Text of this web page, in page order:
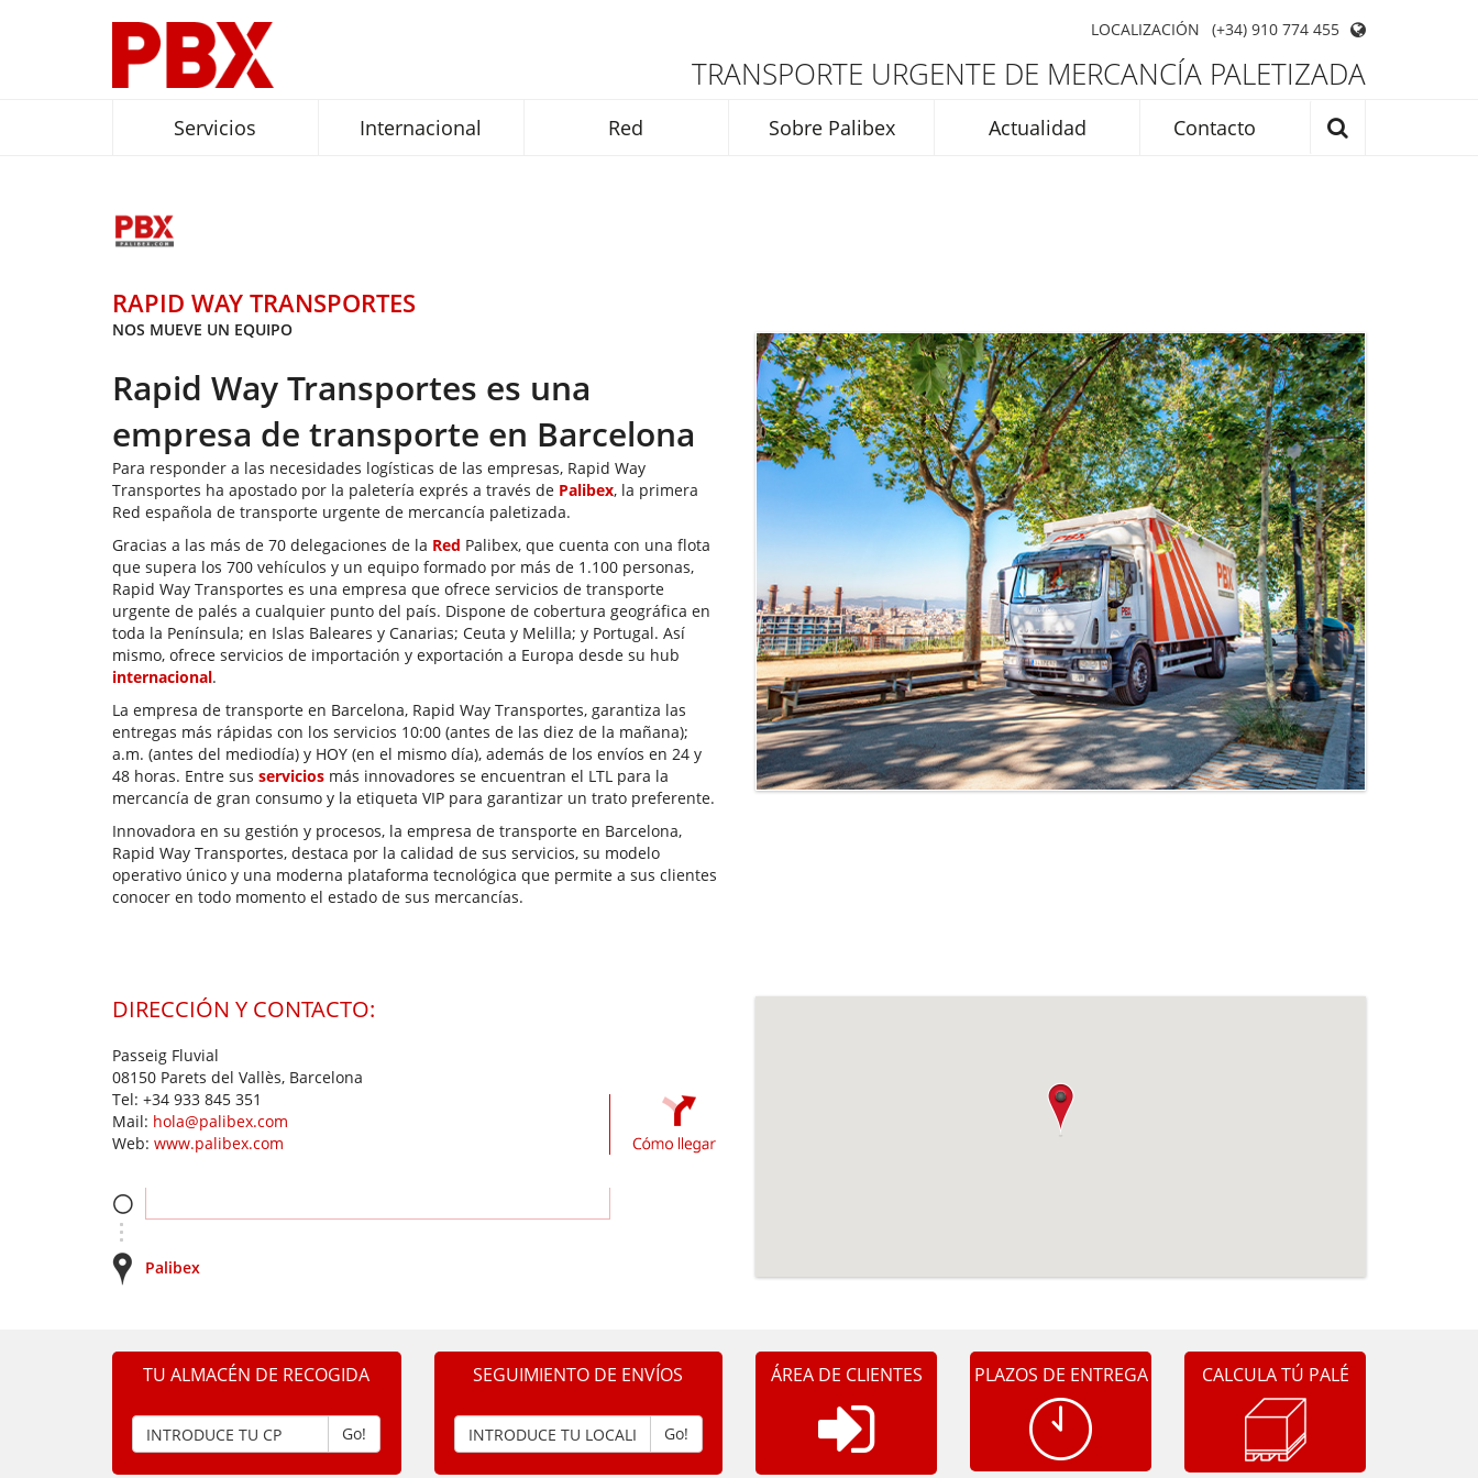
LOCALIZACIÓN (+34) 910 774 455
TRANSPORTE URGENTE DE MERCANCÍA PALETIZADA
Servicios Internacional Red Sobre Palibex Actualidad Contacto
RAPID WAY TRANSPORTES
NOS MUEVE UN EQUIPO
Rapid Way Transportes es una
empresa de transporte en Barcelona
Para responder a las necesidades logísticas de las empresas, Rapid Way
Transportes ha apostado por la paletería exprés a través de Palibex, la primera
Red española de transporte urgente de mercancía paletizada.
Gracias a las más de 70 delegaciones de la Red Palibex, que cuenta con una flota
que supera los 700 vehículos y un equipo formado por más de 1.100 personas,
Rapid Way Transportes es una empresa que ofrece servicios de transporte
urgente de palés a cualquier punto del país. Dispone de cobertura geográfica en
toda la Península; en Islas Baleares y Canarias; Ceuta y Melilla; y Portugal. Así
mismo, ofrece servicios de importación y exportación a Europa desde su hub
internacional.
La empresa de transporte en Barcelona, Rapid Way Transportes, garantiza las
entregas más rápidas con los servicios 10:00 (antes de las diez de la mañana);
a.m. (antes del mediodía) y HOY (en el mismo día), además de los envíos en 24 y
48 horas. Entre sus servicios más innovadores se encuentran el LTL para la
mercancía de gran consumo y la etiqueta VIP para garantizar un trato preferente.
Innovadora en su gestión y procesos, la empresa de transporte en Barcelona,
Rapid Way Transportes, destaca por la calidad de sus servicios, su modelo
operativo único y una moderna plataforma tecnológica que permite a sus clientes
conocer en todo momento el estado de sus mercancías.
DIRECCIÓN Y CONTACTO:
Passeig Fluvial
08150 Parets del Vallès, Barcelona
Tel: +34 933 845 351
Mail: hola@palibex.com
Web: www.palibex.com
Palibex
TU ALMACÉN DE RECOGIDA
Go!
SEGUIMIENTO DE ENVÍOS
Go!
ÁREA DE CLIENTES PLAZOS DE ENTREGA CALCULA TÚ PALÉ